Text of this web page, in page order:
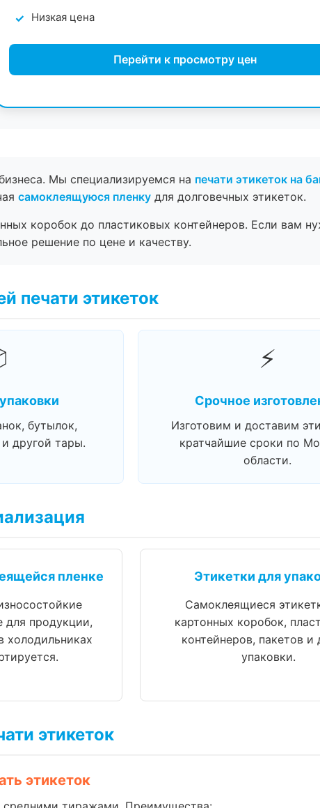
Низкая цена
Перейти к просмотру цен
Мы специализируемся на печати этикеток на
самоклеящуюся пленку для долговечных этикеток.
коробок до пластиковых контейнеров. Если вам
решение по цене и качеству.
печати этикеток
бутылок,
другой тары.
⚡
Срочное
Изготовим и доставим
кратчайшие сроки по
области.
пленке
для продукции,
холодильниках
Этикетки для
Самоклеящиеся
картонных коробок,
контейнеров, пакетов и
упаковки.
этикеток
этикеток